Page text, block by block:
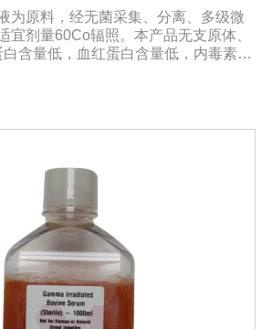
为原料，经无菌采集、分离、多级微
宜剂量60Co辐照。本产品无支原体、
含量低，血红蛋白含量低，内毒素小
养、扩增和保藏、组织器官的分离、
制备和疫苗的研制及生产。质量标
共和国药典》2020版、《中华人民共
8℃→ 室温），可减少沉淀的产生
影响。2、在 0℃ ~ 4℃状态下存放过
效果。